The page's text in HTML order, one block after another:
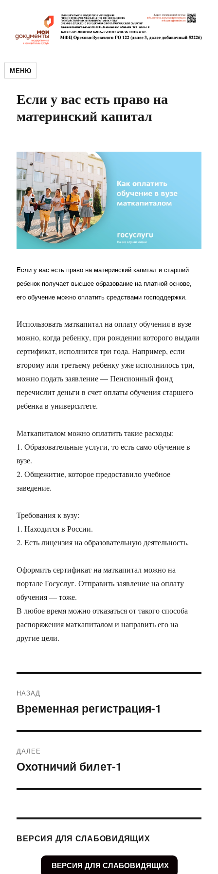
МЕНЮ
Если у вас есть право на
материнский капитал
Если у вас есть право на материнский капитал и старший
ребенок получает высшее образование на платной основе,
его обучение можно оплатить средствами господдержки.
Использовать маткапитал на оплату обучения в вузе
можно, когда ребенку, при рождении которого выдали
сертификат, исполнится три года. Например, если
второму или третьему ребенку уже исполнилось три,
можно подать заявление — Пенсионный фонд
перечислит деньги в счет оплаты обучения старшего
ребенка в университете.
Маткапиталом можно оплатить такие расходы:
1. Образовательные услуги, то есть само обучение в
вузе.
2. Общежитие, которое предоставило учебное
заведение.
Требования к вузу:
1. Находится в России.
2. Есть лицензия на образовательную деятельность.
Оформить сертификат на маткапитал можно на
портале Госуслуг. Отправить заявление на оплату
обучения — тоже.
В любое время можно отказаться от такого способа
распоряжения маткапиталом и направить его на
другие цели.
по
НАЗАД
Предыдущая
Временная регистрация-1
ДАЛЕЕ
Следующая
Охотничий билет-1
ВЕРСИЯ ДЛЯ СЛАБОВИДЯЩИХ
ВЕРСИЯ ДЛЯ СЛАБОВИДЯЩИХ